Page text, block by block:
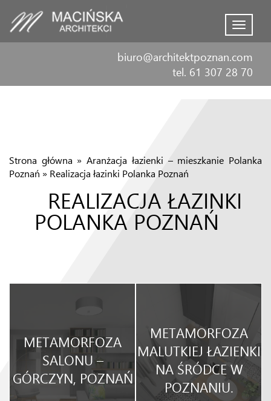
Menu
biuro@architektpoznan.com
tel. 61 307 28 70
Strona główna »Aranżacja łazienki – mieszkanie Polanka
Poznań » Realizacja łazinki Polanka Poznań
REALIZACJA ŁAZINKI
POLANKA POZNAŃ
METAMORFOZA
SALONU –
GÓRCZYN, POZNAŃ
METAMORFOZA
MALUTKIEJ ŁAZIENKI
NA ŚRÓDCE W
POZNANIU.